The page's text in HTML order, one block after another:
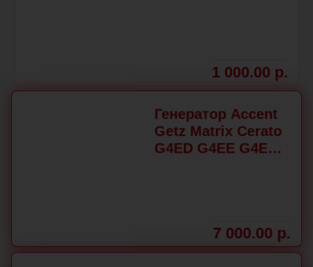
1 000.00 р.
7 000.00 р.
Генератор Accent
Getz Matrix Cerato
G4ED G4EE G4EC